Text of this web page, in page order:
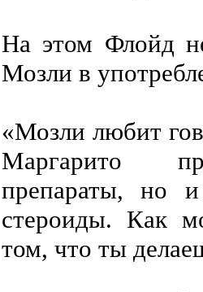
На этом Флойд
Мозли в
«Мозли любит
Маргарито
препараты, но
стероиды. Как
том, что ты